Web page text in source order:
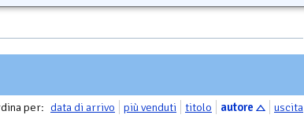
per: data di arrivo più venduti titolo autore uscita